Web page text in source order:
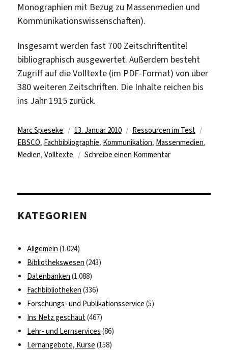
Monographien mit Bezug zu Massenmedien und
Kommunikationswissenschaften).
Insgesamt werden fast 700 Zeitschriftentitel
bibliographisch ausgewertet. Außerdem besteht
Zugriff auf die Volltexte (im PDF-Format) von über
380 weiteren Zeitschriften. Die Inhalte reichen bis
ins Jahr 1915 zurück.
Autor
Marc Spieseke
Veröffentlicht
am
13. Januar 2010 Kategorien
Ressourcen im Test
EBSCO, Fachbibliographie, Kommunikation, Massenmedien,
Medien,Volltexte Schreibe einen Kommentarzu
Mass
KATEGORIEN
Allgemein (1.024)
Bibliothekswesen (243)
Datenbanken (1.088)
Fachbibliotheken (336)
Forschungs- und Publikationsservice (5)
Ins Netz geschaut(467)
Lehr- und Lernservices (86)
Lernangebote, Kurse (158)